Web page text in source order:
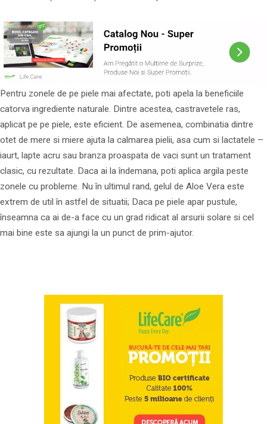
Pentru zonele de pe piele mai afectate, poti apela la beneficiile
catorva ingrediente naturale. Dintre acestea, castravetele ras,
aplicat pe pe piele, este eficient. De asemenea, combinatia dintre
otet de mere si miere ajuta la calmarea pielii, asa cum si lactatele –
iaurt, lapte acru sau branza proaspata de vaci sunt un tratament
clasic, cu rezultate. Daca ai la îndemana, poti aplica argila peste
zonele cu probleme. Nu în ultimul rand, gelul de Aloe Vera este
extrem de util în astfel de situatii; Daca pe piele apar pustule,
înseamna ca ai de-a face cu un grad ridicat al arsurii solare si cel
mai bine este sa ajungi la un punct de prim-ajutor.